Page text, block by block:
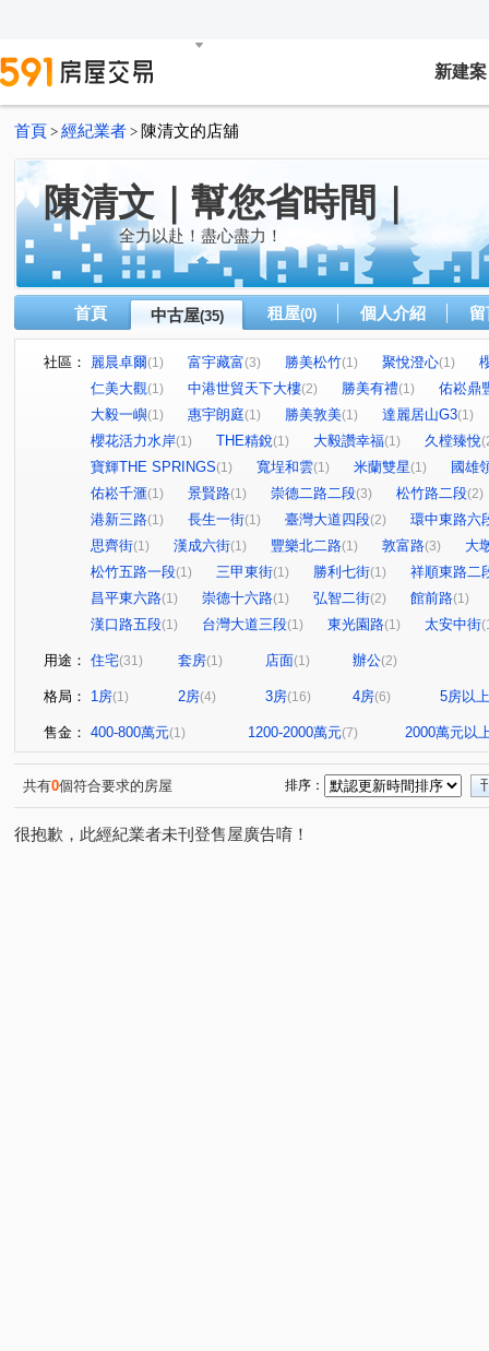
新建案
首頁 > 經紀業者 > 陳清文的店舖
陳清文｜幫您省時間｜
全力以赴！盡心盡力！
首頁 中古屋(35) 租屋(0) 個人介紹
社區： 麗晨卓爾(1) 富宇藏富(3) 勝美松竹(1) 聚悅澄心(1)
仁美大觀(1) 中港世貿天下大樓(2) 勝美有禮(1)
佑崧鼎
大毅一嶼(1) 惠宇朗庭(1) 勝美敦美(1) 達麗居山G3(1)
櫻花活力水岸(1) THE精銳(1) 大毅讚幸福(1) 久樘臻悅
寶輝THE SPRINGS(1) 寬埕和雲(1) 米蘭雙星(1)
國雄
佑崧千滙(1) 景賢路(1) 崇德二路二段(3) 松竹路二段(2)
港新三路(1) 長生一街(1) 臺灣大道四段(2)
環中東路六
思齊街(1) 漢成六街(1) 豐樂北二路(1) 敦富路(3)
大
松竹五路一段(1) 三甲東街(1) 勝利七街(1)
祥順東路二
昌平東六路(1) 崇德十六路(1) 弘智二街(2) 館前路(1)
漢口路五段(1) 台灣大道三段(1) 東光園路(1) 太安中街
用途： 住宅(31) 套房(1) 店面(1) 辦公(2)
格局： 1房(1) 2房(4) 3房(16) 4房(6) 5房以上
售金： 400-800萬元(1) 1200-2000萬元(7) 2000萬元以
共有0個符合要求的房屋 排序：
很抱歉，此經紀業者未刊登售屋廣告唷！